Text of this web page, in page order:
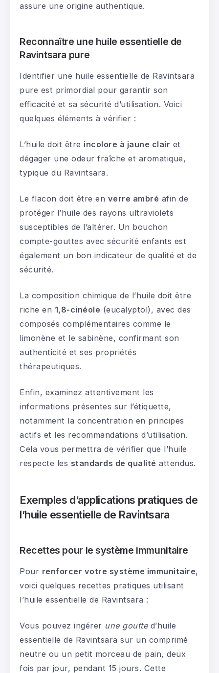
assure une origine authentique.
Reconnaître une huile essentielle de
Ravintsara pure
Identifier une huile essentielle de Ravintsara
pure est primordial pour garantir son
efficacité et sa sécurité d’utilisation. Voici
quelques éléments à vérifier :
L’huile doit être incolore à jaune clair et
dégager une odeur fraîche et aromatique,
typique du Ravintsara.
Le flacon doit être en verre ambré afin de
protéger l’huile des rayons ultraviolets
susceptibles de l’altérer. Un bouchon
compte-gouttes avec sécurité enfants est
également un bon indicateur de qualité et de
sécurité.
La composition chimique de l’huile doit être
riche en 1,8-cinéole (eucalyptol), avec des
composés complémentaires comme le
limonène et le sabinène, confirmant son
authenticité et ses propriétés
thérapeutiques.
Enfin, examinez attentivement les
informations présentes sur l’étiquette,
notamment la concentration en principes
actifs et les recommandations d’utilisation.
Cela vous permettra de vérifier que l’huile
respecte les standards de qualité attendus.
Exemples d’applications pratiques de
l’huile essentielle de Ravintsara
Recettes pour le système immunitaire
Pour renforcer votre système immunitaire,
voici quelques recettes pratiques utilisant
l’huile essentielle de Ravintsara :
Vous pouvez ingérer une goutted’huile
essentielle de Ravintsara sur un comprimé
neutre ou un petit morceau de pain, deux
fois par jour, pendant 15 jours. Cette